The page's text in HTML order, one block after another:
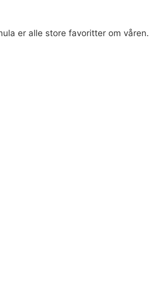
er alle store favoritter om våren.